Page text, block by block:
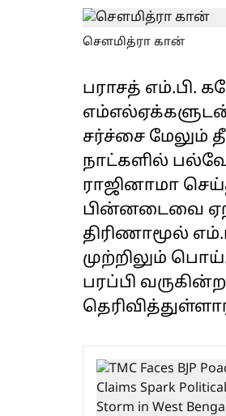
சௌமித்ரா கான்
பராசத் எம்.பி.
சர்ச்சை மேலும்
நாட்களில்
ராஜினாமா
பின்னடைவை
திரிணாமூல்
முற்றிலும்
பரப்பி